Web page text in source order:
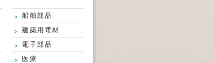
船舶部品
建築用電材
電子部品
医療